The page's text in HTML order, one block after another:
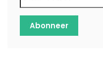
Abonneer